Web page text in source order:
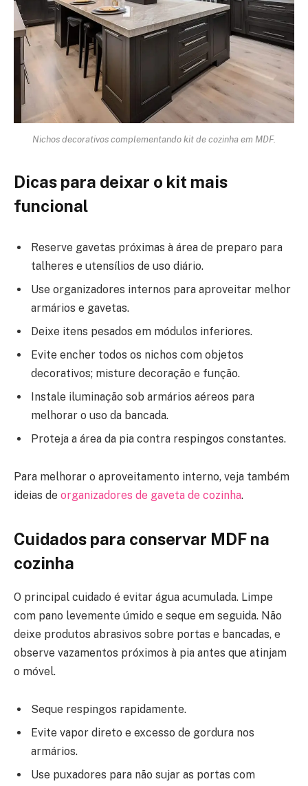
Nichos decorativos complementando kit de cozinha em MDF.
Dicas para deixar o kit mais
funcional
Reserve gavetas próximas à área de preparo para
talheres e utensílios de uso diário.
Use organizadores internos para aproveitar melhor
armários e gavetas.
Deixe itens pesados em módulos inferiores.
Evite encher todos os nichos com objetos
decorativos; misture decoração e função.
Instale iluminação sob armários aéreos para
melhorar o uso da bancada.
Proteja a área da pia contra respingos constantes.
Para melhorar o aproveitamento interno, veja também
ideias de organizadores de gaveta de cozinha.
Cuidados para conservar MDF na
cozinha
O principal cuidado é evitar água acumulada. Limpe
com pano levemente úmido e seque em seguida. Não
deixe produtos abrasivos sobre portas e bancadas, e
observe vazamentos próximos à pia antes que atinjam
o móvel.
Seque respingos rapidamente.
Evite vapor direto e excesso de gordura nos
armários.
Use puxadores para não sujar as portas com